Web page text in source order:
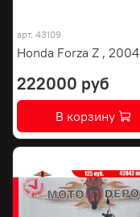
арт. 43109
Honda Forza Z , 2004
222000 руб
В корзину